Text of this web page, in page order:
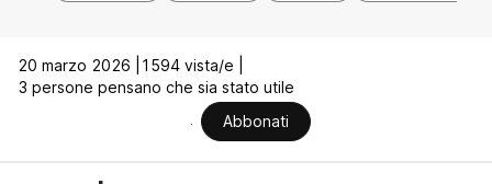
20 marzo 2026 |
1594 vista/e |
3 persone pensano che sia stato utile
Abbonati